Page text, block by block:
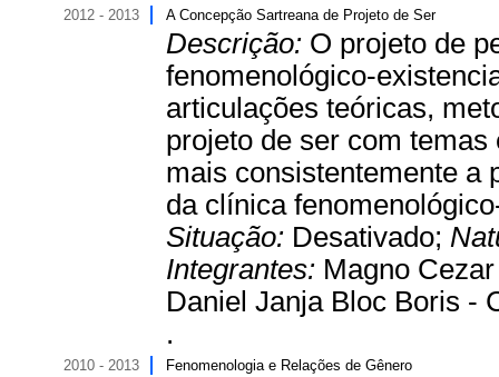
2012 - 2013 A Concepção Sartreana de Projeto de Ser
Descrição: O projeto de
fenomenológico-
articulações teóricas,
projeto de ser com
mais consistentemente a
da clínica
Situação: Desativado;
Integrantes: Magno
Daniel Janja Bloc Boris -
.
2010 - 2013 Fenomenologia e Relações de Gênero